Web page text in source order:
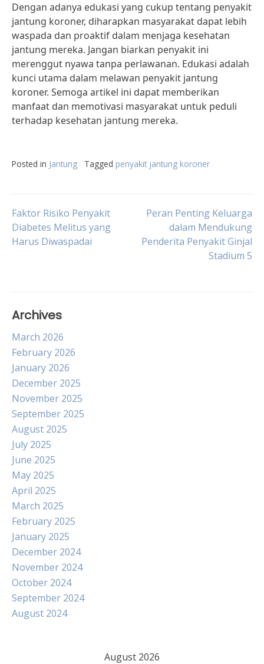
Dengan adanya edukasi yang cukup tentang penyakit
jantung koroner, diharapkan masyarakat dapat lebih
waspada dan proaktif dalam menjaga kesehatan
jantung mereka. Jangan biarkan penyakit ini
merenggut nyawa tanpa perlawanan. Edukasi adalah
kunci utama dalam melawan penyakit jantung
koroner. Semoga artikel ini dapat memberikan
manfaat dan memotivasi masyarakat untuk peduli
terhadap kesehatan jantung mereka.
Posted in Jantung Tagged penyakit jantung koroner
Post
navigation
Faktor Risiko Penyakit
Diabetes Melitus yang
Harus Diwaspadai
Peran Penting Keluarga
dalam Mendukung
Penderita Penyakit Ginjal
Stadium 5
Archives
March 2026
February 2026
January 2026
December 2025
November 2025
September 2025
August 2025
July 2025
June 2025
May 2025
April 2025
March 2025
February 2025
January 2025
December 2024
November 2024
October 2024
September 2024
August 2024
August 2026